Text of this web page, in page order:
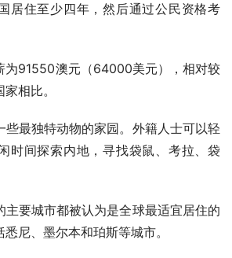
居住至少四年，然后通过公民资格考
为91550澳元（64000美元），相对较
相比。
些最独特动物的家园。外籍人士可以轻
时间探索内地，寻找袋鼠、考拉、袋
主要城市都被认为是全球最适宜居住的
尼、墨尔本和珀斯等城市。